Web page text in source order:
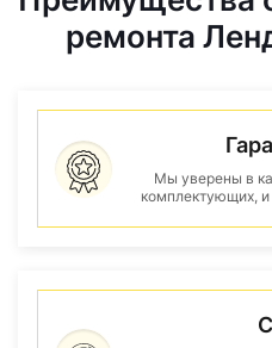
ремонта
Мы уверены в
комплектующих, и